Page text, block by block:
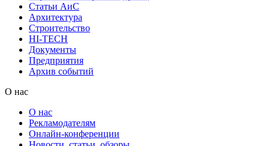
Статьи АиС
Архитектура
Строительство
HI-TECH
Документы
Предприятия
Архив событий
О нас
О нас
Рекламодателям
Онлайн-конференции